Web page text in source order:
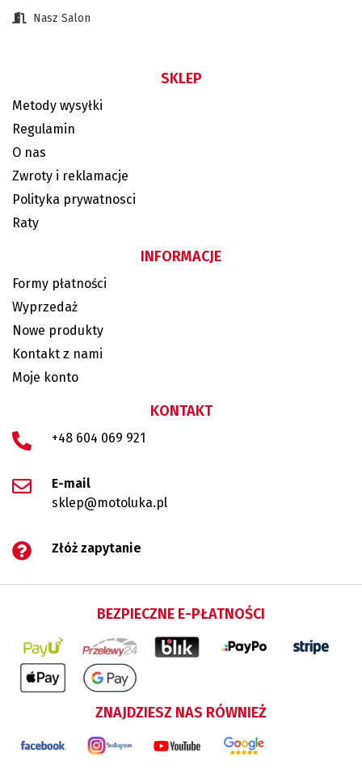
Nasz Salon
SKLEP
Metody wysyłki
Regulamin
O nas
Zwroty i reklamacje
Polityka prywatnosci
Raty
INFORMACJE
Formy płatności
Wyprzedaż
Nowe produkty
Kontakt z nami
Moje konto
KONTAKT
+48 604 069 921
E-mail
sklep@motoluka.pl
Złóż zapytanie
BEZPIECZNE E-PŁATNOŚCI
ZNAJDZIESZ NAS RÓWNIEŻ